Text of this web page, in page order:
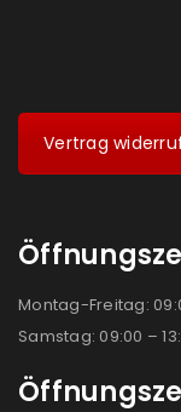
Vertrag
Montag-Freitag:
Samstag: 09:00 –